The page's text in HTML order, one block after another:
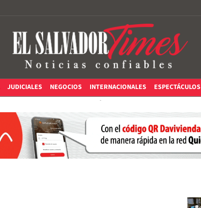
JUDICIALES NEGOCIOS INTERNACIONALES ESPECTÁCULOS